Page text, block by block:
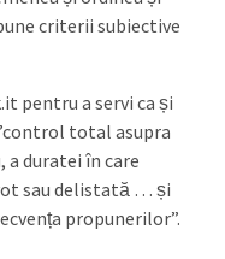
criterii subiective
pentru a servi ca și
total asupra
duratei în care
sau delistată … și
propunerilor”.